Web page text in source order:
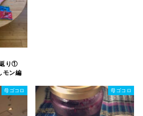
返り①
モン編
母ゴコロ 母ゴコロ